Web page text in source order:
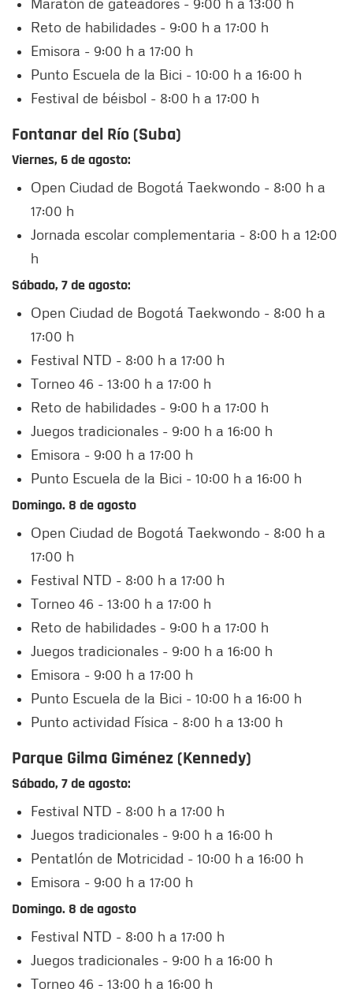
Reto de habilidades - 9:00 h a 17:00 h
Emisora - 9:00 h a 17:00 h
Punto Escuela de la Bici - 10:00 h a 16:00 h
Festival de béisbol - 8:00 h a 17:00 h
Fontanar del Río (Suba)
Viernes, 6 de agosto:
Open Ciudad de Bogotá Taekwondo - 8:00 h a
17:00 h
Jornada escolar complementaria - 8:00 h a 12:00
h
Sábado, 7 de agosto:
Open Ciudad de Bogotá Taekwondo - 8:00 h a
17:00 h
Festival NTD - 8:00 h a 17:00 h
Torneo 46 - 13:00 h a 17:00 h
Reto de habilidades - 9:00 h a 17:00 h
Juegos tradicionales - 9:00 h a 16:00 h
Emisora - 9:00 h a 17:00 h
Punto Escuela de la Bici - 10:00 h a 16:00 h
Domingo. 8 de agosto
Open Ciudad de Bogotá Taekwondo - 8:00 h a
17:00 h
Festival NTD - 8:00 h a 17:00 h
Torneo 46 - 13:00 h a 17:00 h
Reto de habilidades - 9:00 h a 17:00 h
Juegos tradicionales - 9:00 h a 16:00 h
Emisora - 9:00 h a 17:00 h
Punto Escuela de la Bici - 10:00 h a 16:00 h
Punto actividad Física - 8:00 h a 13:00 h
Parque Gilma Giménez (Kennedy)
Sábado, 7 de agosto:
Festival NTD - 8:00 h a 17:00 h
Juegos tradicionales - 9:00 h a 16:00 h
Pentatlón de Motricidad - 10:00 h a 16:00 h
Emisora - 9:00 h a 17:00 h
Domingo. 8 de agosto
Festival NTD - 8:00 h a 17:00 h
Juegos tradicionales - 9:00 h a 16:00 h
Torneo 46 - 13:00 h a 16:00 h